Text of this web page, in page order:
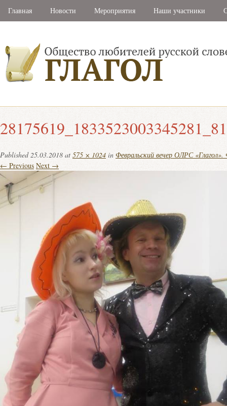
Главная Новости Мероприятия Наши участники
Published25.03.2018 at 575 × 1024 in Февральский вечер ОЛРС
← Previous Next →